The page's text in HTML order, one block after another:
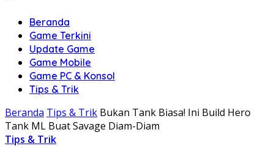
Beranda
Game Terkini
Update Game
Game Mobile
Game PC & Konsol
Tips & Trik
Beranda Tips & Trik Bukan Tank Biasa! Ini Build Hero
Tank ML Buat Savage Diam-Diam
Tips & Trik